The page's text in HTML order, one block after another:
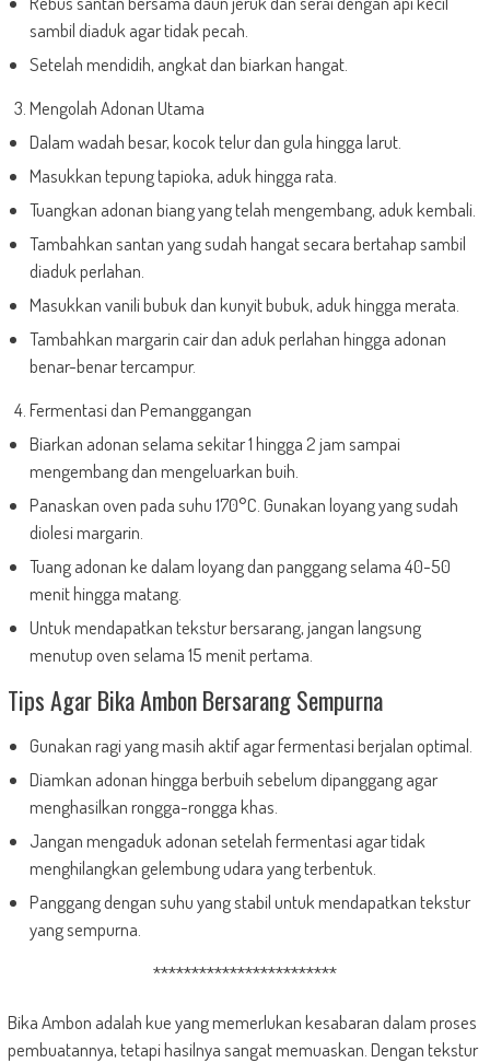
sambil diaduk agar tidak pecah.
Setelah mendidih, angkat dan biarkan hangat.
Mengolah Adonan Utama
Dalam wadah besar, kocok telur dan gula hingga larut.
Masukkan tepung tapioka, aduk hingga rata.
Tuangkan adonan biang yang telah mengembang, aduk kembali.
Tambahkan santan yang sudah hangat secara bertahap sambil
diaduk perlahan.
Masukkan vanili bubuk dan kunyit bubuk, aduk hingga merata.
Tambahkan margarin cair dan aduk perlahan hingga adonan
benar-benar tercampur.
Fermentasi dan Pemanggangan
Biarkan adonan selama sekitar 1 hingga 2 jam sampai
mengembang dan mengeluarkan buih.
Panaskan oven pada suhu 170°C. Gunakan loyang yang sudah
diolesi margarin.
Tuang adonan ke dalam loyang dan panggang selama 40-50
menit hingga matang.
Untuk mendapatkan tekstur bersarang, jangan langsung
menutup oven selama 15 menit pertama.
Tips Agar Bika Ambon Bersarang Sempurna
Gunakan ragi yang masih aktif agar fermentasi berjalan optimal.
Diamkan adonan hingga berbuih sebelum dipanggang agar
menghasilkan rongga-rongga khas.
Jangan mengaduk adonan setelah fermentasi agar tidak
menghilangkan gelembung udara yang terbentuk.
Panggang dengan suhu yang stabil untuk mendapatkan tekstur
yang sempurna.
************************
Bika Ambon adalah kue yang memerlukan kesabaran dalam proses
pembuatannya, tetapi hasilnya sangat memuaskan. Dengan tekstur